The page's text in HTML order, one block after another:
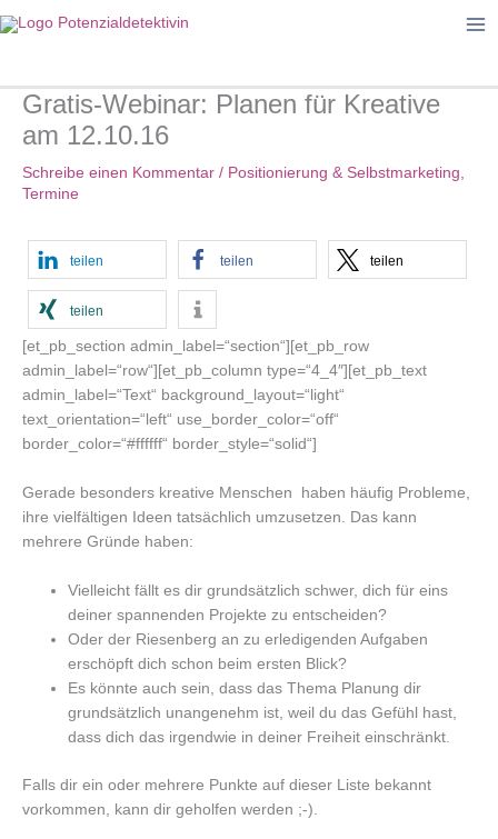
Inhalt
Gratis-Webinar: Planen für Kreative
am 12.10.16
Schreibe einen Kommentar / Positionierung & Selbstmarketing,
Termine
teilen teilen teilen
teilen
[et_pb_section admin_label=“section“][et_pb_row
admin_label=“row“][et_pb_column type=“4_4″][et_pb_text
admin_label=“Text“ background_layout=“light“
text_orientation=“left“ use_border_color=“off“
border_color=“#ffffff“ border_style=“solid“]
Gerade besonders kreative Menschen haben häufig Probleme,
ihre vielfältigen Ideen tatsächlich umzusetzen. Das kann
mehrere Gründe haben:
Vielleicht fällt es dir grundsätzlich schwer, dich für eins
deiner spannenden Projekte zu entscheiden?
Oder der Riesenberg an zu erledigenden Aufgaben
erschöpft dich schon beim ersten Blick?
Es könnte auch sein, dass das Thema Planung dir
grundsätzlich unangenehm ist, weil du das Gefühl hast,
dass dich das irgendwie in deiner Freiheit einschränkt.
Falls dir ein oder mehrere Punkte auf dieser Liste bekannt
vorkommen, kann dir geholfen werden ;-).